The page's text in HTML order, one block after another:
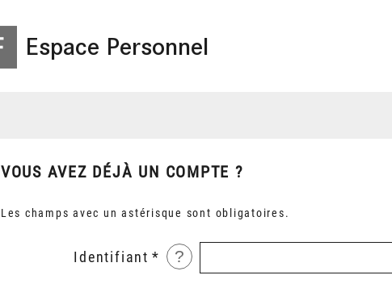
Espace Personnel
VOUS AVEZ DÉJÀ UN COMPTE ?
Les champs avec un astérisque sont obligatoires.
Identifiant ?